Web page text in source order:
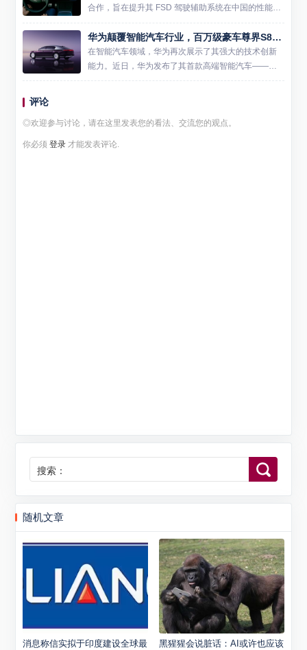
合作，旨在提升其 FSD 驾驶辅助系统在中国的性能表
现。然而，特斯拉随后对此消息进行了回应，表示暂
时没有与百度合作的相关消息。 报道指出，百度最近
几周派遣了一...
华为颠覆智能汽车行业，百万级豪车尊界S800搭载黑科技亮相
在智能汽车领域，华为再次展示了其强大的技术创新
能力。近日，华为发布了其首款高端智能汽车——尊
界S800，该车型搭载了包括途灵龙行平台在内的多项
评论
◎欢迎参与讨论，请在这里发表您的看法、交流您的观点。
你必须登录 才能发表评论.
搜索：
随机文章
消息称信实拟于印度建设全球最
黑猩猩会说脏话：AI或许也应该